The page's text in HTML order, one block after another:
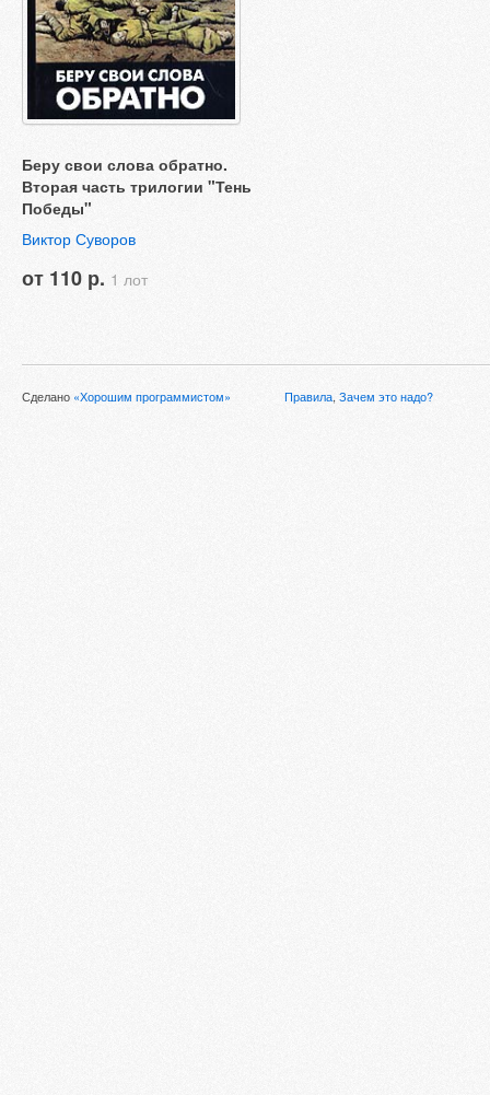
Беру свои слова обратно.
Вторая часть трилогии "Тень
Победы"
Виктор Суворов
от 110 р. 1 лот
Сделано «Хорошим программистом» Правила, Зачем это надо?